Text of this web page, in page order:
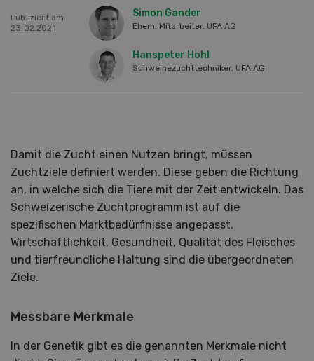
Publiziert am
23.02.2021
Simon Gander
Ehem. Mitarbeiter, UFA AG
Hanspeter Hohl
Schweinezuchttechniker, UFA AG
Damit die Zucht einen Nutzen bringt, müssen
Zuchtziele definiert werden. Diese geben die Richtung
an, in welche sich die Tiere mit der Zeit entwickeln. Das
Schweizerische Zuchtprogramm ist auf die
spezifischen Marktbedürfnisse angepasst.
Wirtschaftlichkeit, Gesundheit, Qualität des Fleisches
und tierfreundliche Haltung sind die übergeordneten
Ziele.
Messbare Merkmale
In der Genetik gibt es die genannten Merkmale nicht